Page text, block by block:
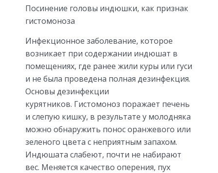
Посинение головы индюшки, как признак
гистомоноза
Инфекционное заболевание, которое
возникает при содержании индюшат в
помещениях, где ранее жили куры или гуси
и не была проведена полная дезинфекция.
Основы дезинфекции
курятников. Гистомоноз поражает печень
и слепую кишку, в результате у молодняка
можно обнаружить понос оранжевого или
зеленого цвета с неприятным запахом.
Индюшата слабеют, почти не набирают
вес. Меняется качество оперения, пух